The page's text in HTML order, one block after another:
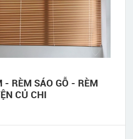
- RÈM SÁO GỖ - RÈM
CỦ CHI